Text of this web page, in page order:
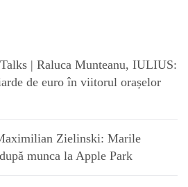
| Raluca Munteanu, IULIUS:
de euro în viitorul orașelor
Zielinski: Marile
munca la Apple Park